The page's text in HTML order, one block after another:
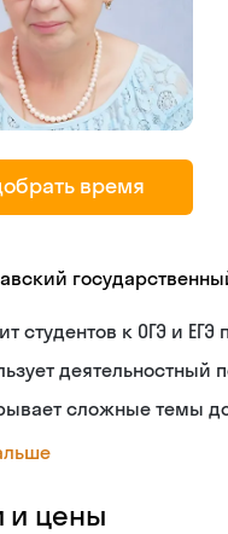
время
студентов к ОГЭ и
деятельностный
сложные темы
и цены